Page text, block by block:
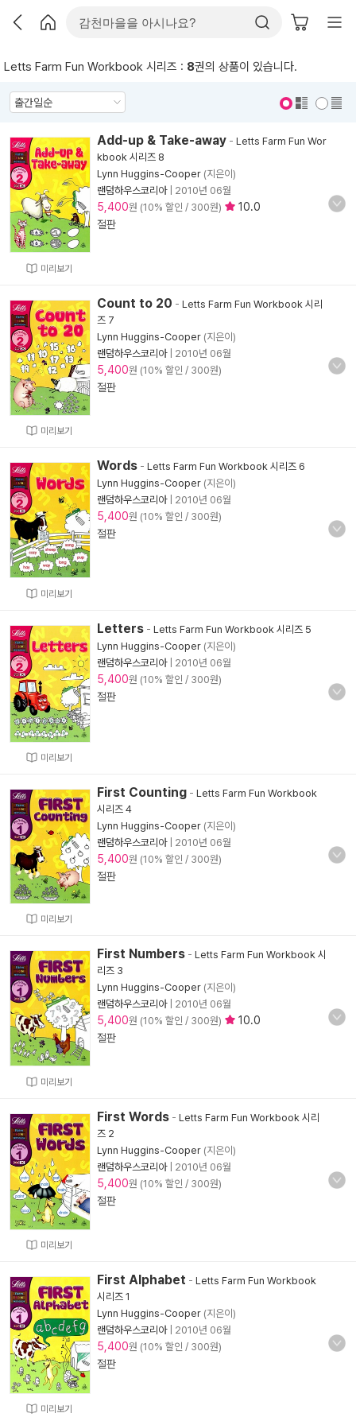
Letts Farm Fun Workbook 시리즈 : 8권의 상품이 있습니다.
미리보기
Add-up & Take-away - Letts Farm Fun Wor
kbook 시리즈 8
Lynn Huggins-Cooper (지은이)
랜덤하우스코리아| 2010년 06월
5,400원 (10% 할인 / 300원)
10.0
절판
미리보기
Count to 20 - Letts Farm Fun Workbook 시리
즈 7
Lynn Huggins-Cooper (지은이)
랜덤하우스코리아| 2010년 06월
5,400원 (10% 할인 / 300원)
절판
미리보기
Words - Letts Farm Fun Workbook 시리즈 6
Lynn Huggins-Cooper (지은이)
랜덤하우스코리아| 2010년 06월
5,400원 (10% 할인 / 300원)
절판
미리보기
Letters - Letts Farm Fun Workbook 시리즈 5
Lynn Huggins-Cooper (지은이)
랜덤하우스코리아| 2010년 06월
5,400원 (10% 할인 / 300원)
절판
미리보기
First Counting - Letts Farm Fun Workbook
시리즈 4
Lynn Huggins-Cooper (지은이)
랜덤하우스코리아| 2010년 06월
5,400원 (10% 할인 / 300원)
절판
미리보기
First Numbers - Letts Farm Fun Workbook 시
리즈 3
Lynn Huggins-Cooper (지은이)
랜덤하우스코리아| 2010년 06월
5,400원 (10% 할인 / 300원)
10.0
절판
미리보기
First Words - Letts Farm Fun Workbook 시리
즈 2
Lynn Huggins-Cooper (지은이)
랜덤하우스코리아| 2010년 06월
5,400원 (10% 할인 / 300원)
절판
미리보기
First Alphabet - Letts Farm Fun Workbook
시리즈 1
Lynn Huggins-Cooper (지은이)
랜덤하우스코리아| 2010년 06월
5,400원 (10% 할인 / 300원)
절판